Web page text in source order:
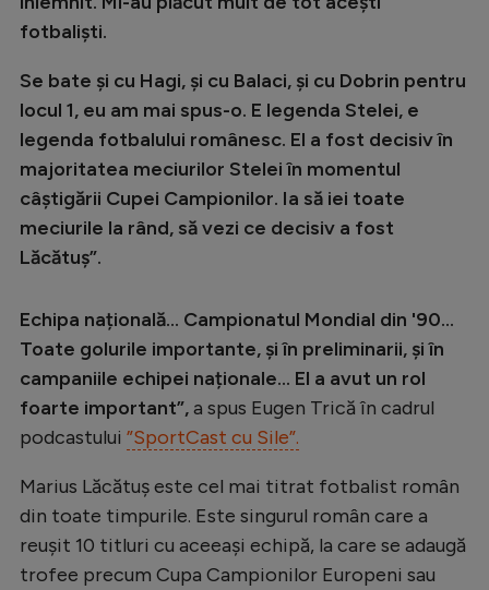
fotbaliști.
Se bate și cu Hagi, și cu Balaci, și cu Dobrin pentru
locul 1, eu am mai spus-o. E legenda Stelei, e
legenda fotbalului românesc. El a fost decisiv în
majoritatea meciurilor Stelei în momentul
câștigării Cupei Campionilor. Ia să iei toate
meciurile la rând, să vezi ce decisiv a fost
Lăcătuș”.
Echipa națională... Campionatul Mondial din '90...
Toate golurile importante, și în preliminarii, și în
campaniile echipei naționale... El a avut un rol
foarte important”,a spus Eugen Trică în cadrul
podcastului ”SportCast cu Sile”.
Marius Lăcătuș este cel mai titrat fotbalist român
din toate timpurile. Este singurul român care a
reușit 10 titluri cu aceeași echipă, la care se adaugă
trofee precum Cupa Campionilor Europeni sau